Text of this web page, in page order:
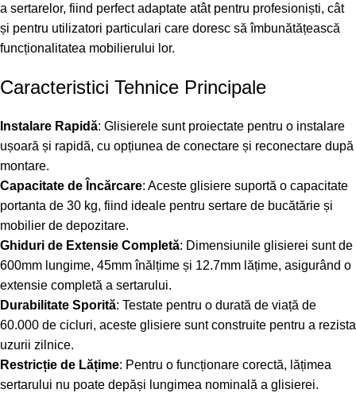
a sertarelor, fiind perfect adaptate atât pentru profesioniști, cât
și pentru utilizatori particulari care doresc să îmbunătățească
funcționalitatea mobilierului lor.
Caracteristici Tehnice Principale
Instalare Rapidă: Glisierele sunt proiectate pentru o instalare
ușoară și rapidă, cu opțiunea de conectare și reconectare după
montare.
Capacitate de Încărcare: Aceste glisiere suportă o capacitate
portanta de 30 kg, fiind ideale pentru sertare de bucătărie și
mobilier de depozitare.
Ghiduri de Extensie Completă: Dimensiunile glisierei sunt de
600mm lungime, 45mm înălțime și 12.7mm lățime, asigurând o
extensie completă a sertarului.
Durabilitate Sporită: Testate pentru o durată de viață de
60.000 de cicluri, aceste glisiere sunt construite pentru a rezista
uzurii zilnice.
Restricție de Lățime: Pentru o funcționare corectă, lățimea
sertarului nu poate depăși lungimea nominală a glisierei.